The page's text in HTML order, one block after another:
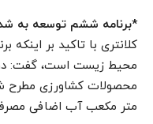
*برنامه ششم توسعه به
کلانتری با تاکید بر
متر مکعب آب اضافی